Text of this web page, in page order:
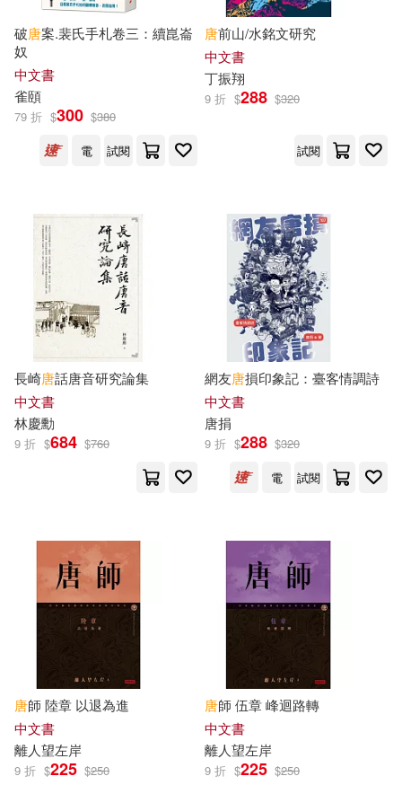
葛瑞斯‧摩爾(16) 許淵沖(16)
酒徒(16) 雀頤(16)
（美）摩爾(16)
(英)沃爾特·克蘭(15)
中國地圖出版社(15)
余仁唐(15) 唐 湛然述(15)
塞萬提斯(15)
李浩(15) 查清華（主編）(15)
笑江南(15)
（唐）趙蕤(15)
吉林美術出版社(81)
天津科學技術出版社(81)
幼福(81) 音樂之橋(81)
湖北少年兒童出版社(80)
西泠印社出版社(80)
Hal Leonard(79)
四川人民出版社(79)
上海科學技術文獻出版社(78)
千華駐科技(78) 蓋亞(78)
彗智(76)
江蘇少年兒童出版社(76)
江西教育出版社(76)
破唐案.裴氏手札卷三：續崑崙
奴
中文書
雀頤
79 折 $300 $380
電
試閱
唐前山/水銘文研究
中文書
丁振翔
9 折 $288 $320
試閱
長崎唐話唐音研究論集
中文書
林慶勳
9 折 $684 $760
網友唐損印象記：臺客情調詩
中文書
唐捐
9 折 $288 $320
電
試閱
唐師 陸章 以退為進
中文書
離人望左岸
9 折 $225 $250
唐師 伍章 峰迴路轉
中文書
離人望左岸
9 折 $225 $250